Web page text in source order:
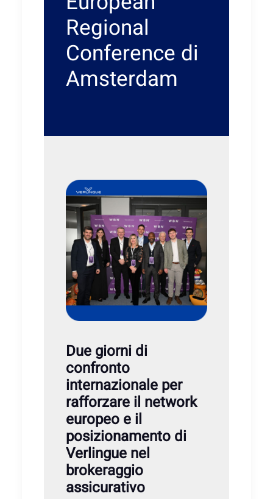
Regional
Conference di
Amsterdam
Due giorni di
confronto
internazionale per
rafforzare il network
europeo e il
posizionamento di
Verlingue nel
brokeraggio
assicurativo